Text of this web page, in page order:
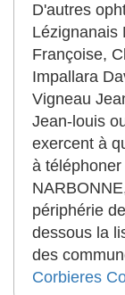
D'autres
Lézignanais
Françoise,
Impallara
Vigneau
Jean-louis
exercent à
à
périphérie
dessous la
des
Corbieres